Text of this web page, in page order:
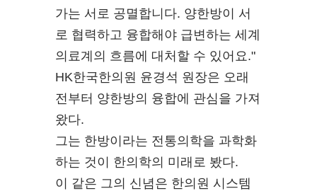
가는 서로 공멸합니다. 양한방이 서
로 협력하고 융합해야 급변하는 세계
의료계의 흐름에 대처할 수 있어요."
HK한국한의원 윤경석 원장은 오래
전부터 양한방의 융합에 관심을 가져
왔다.
그는 한방이라는 전통의학을 과학화
하는 것이 한의학의 미래로 봤다.
이 같은 그의 신념은 한의원 시스템